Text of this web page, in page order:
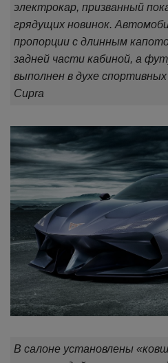
электрокар, призванный
грядущих новинок.
пропорции с длинным
задней части кабиной, а
выполнен в духе спортивных
Cupra
В салоне установлены